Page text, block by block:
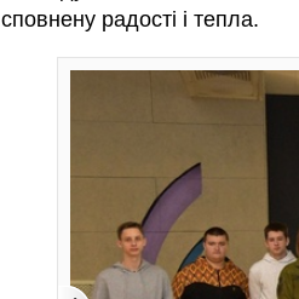
сповнену радості і тепла.